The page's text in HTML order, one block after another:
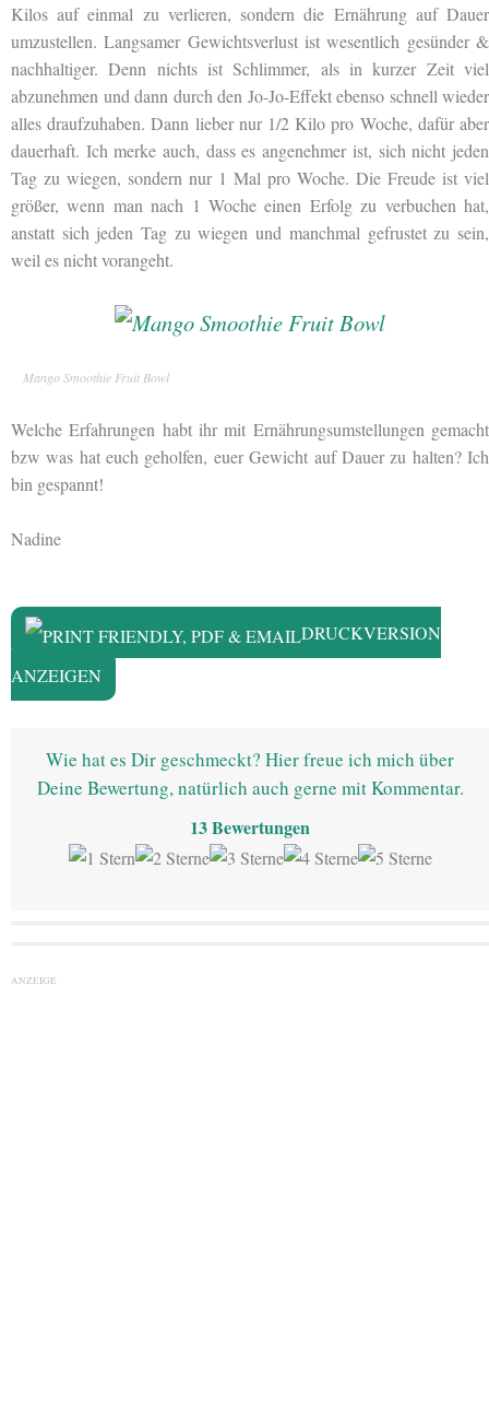
Kilos auf einmal zu verlieren, sondern die Ernährung auf Dauer
umzustellen. Langsamer Gewichtsverlust ist wesentlich gesünder &
nachhaltiger. Denn nichts ist Schlimmer, als in kurzer Zeit viel
abzunehmen und dann durch den Jo-Jo-Effekt ebenso schnell wieder
alles draufzuhaben. Dann lieber nur 1/2 Kilo pro Woche, dafür aber
dauerhaft. Ich merke auch, dass es angenehmer ist, sich nicht jeden
Tag zu wiegen, sondern nur 1 Mal pro Woche. Die Freude ist viel
größer, wenn man nach 1 Woche einen Erfolg zu verbuchen hat,
anstatt sich jeden Tag zu wiegen und manchmal gefrustet zu sein,
weil es nicht vorangeht.
Mango Smoothie Fruit Bowl
Welche Erfahrungen habt ihr mit Ernährungsumstellungen gemacht
bzw was hat euch geholfen, euer Gewicht auf Dauer zu halten? Ich
bin gespannt!
Nadine
DRUCKVERSION
ANZEIGEN
Wie hat es Dir geschmeckt? Hier freue ich mich über
Deine Bewertung, natürlich auch gerne mit Kommentar.
13Bewertungen
ANZEIGE